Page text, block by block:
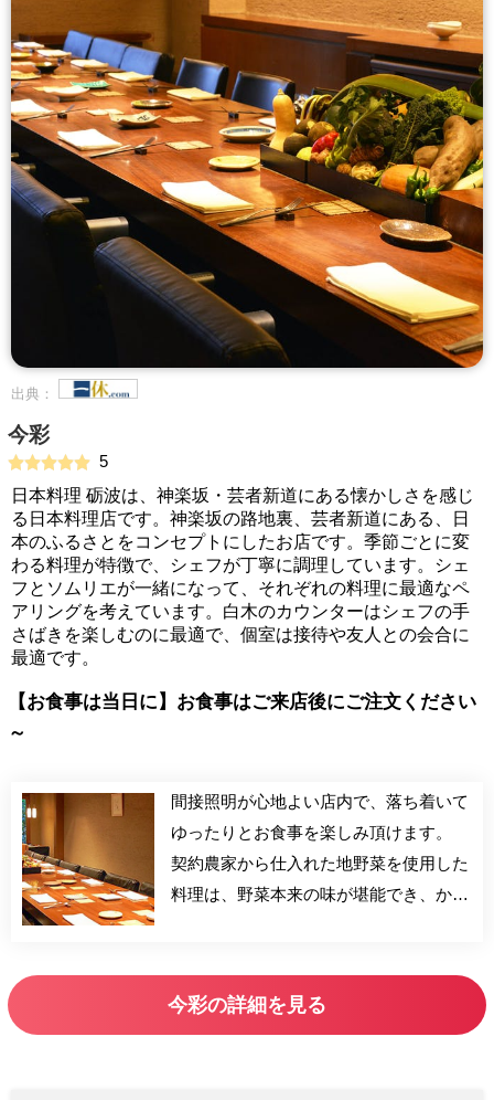
出典：
今彩
5
日本料理 砺波は、神楽坂・芸者新道にある懐かしさを感じ
る日本料理店です。神楽坂の路地裏、芸者新道にある、日
本のふるさとをコンセプトにしたお店です。季節ごとに変
わる料理が特徴で、シェフが丁寧に調理しています。シェ
フとソムリエが一緒になって、それぞれの料理に最適なペ
アリングを考えています。白木のカウンターはシェフの手
さばきを楽しむのに最適で、個室は接待や友人との会合に
最適です。
【お食事は当日に】お食事はご来店後にご注文ください
～
間接照明が心地よい店内で、落ち着いて
ゆったりとお食事を楽しみ頂けます。
契約農家から仕入れた地野菜を使用した
料理は、野菜本来の味が堪能でき、かつ
食事内容は当日ご来店後にご注文くださ
今彩の詳細を見る